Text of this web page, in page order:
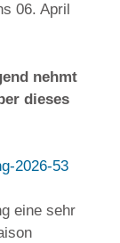
06. April
nehmt
dieses
2026-53
eine sehr